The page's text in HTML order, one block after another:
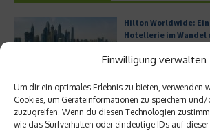
Einwilligung verwalten
Um dir ein optimales Erlebnis zu bieten, verwenden
Cookies, um Geräteinformationen zu speichern
zuzugreifen. Wenn du diesen Technologien
wie das Surfverhalten oder eindeutige IDs auf
Hilton Worldwide:
Hotellerie im Wandel
Leitfaden zur
Geschäftskontos für